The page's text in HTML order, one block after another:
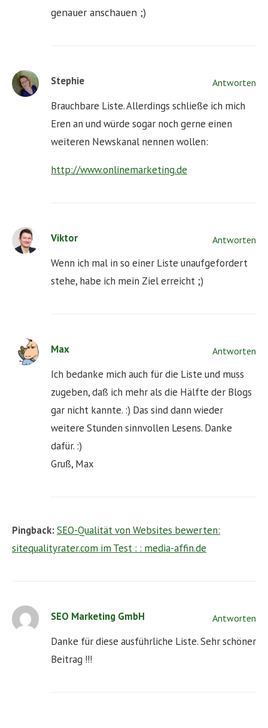
genauer anschauen ;)
Stephie Antworten
Brauchbare Liste. Allerdings schließe ich mich
Eren an und würde sogar noch gerne einen
weiteren Newskanal nennen wollen:
http://www.onlinemarketing.de
Viktor Antworten
Wenn ich mal in so einer Liste unaufgefordert
stehe, habe ich mein Ziel erreicht ;)
Max Antworten
Ich bedanke mich auch für die Liste und muss
zugeben, daß ich mehr als die Hälfte der Blogs
gar nicht kannte. :) Das sind dann wieder
weitere Stunden sinnvollen Lesens. Danke
dafür. :)
Gruß, Max
Pingback:SEO-Qualität von Websites bewerten:
sitequalityrater.com im Test : : media-affin.de
SEO Marketing GmbH Antworten
Danke für diese ausführliche Liste. Sehr schöner
Beitrag !!!